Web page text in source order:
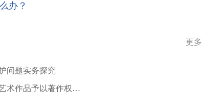
办？
更多
问题实务探究
术作品予以著作权法